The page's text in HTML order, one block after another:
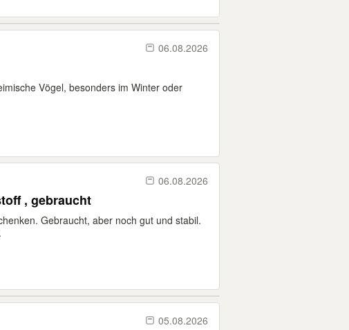
06.08.2026
Vögel, besonders im Winter oder
06.08.2026
, gebraucht
Gebraucht, aber noch gut und stabil.
05.08.2026